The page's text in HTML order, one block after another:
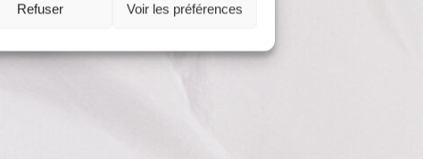
Refuser Voir les préférences